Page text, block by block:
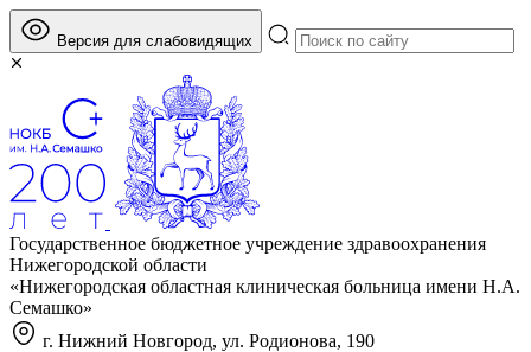
Версия для слабовидящих
Государственное бюджетное учреждение здравоохранения
Нижегородской области
«Нижегородская областная клиническая больница имени Н.А.
Семашко»
г. Нижний Новгород, ул. Родионова, 190